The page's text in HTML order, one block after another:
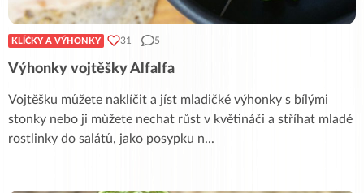
KLÍČKY A VÝHONKY 31 5
Výhonky vojtěšky Alfalfa
Vojtěšku můžete naklíčit a jíst mladičké výhonky s bílými
stonky nebo ji můžete nechat růst v květináči a stříhat mladé
rostlinky do salátů, jako posypku n...